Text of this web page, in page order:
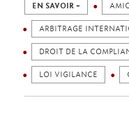
EN SAVOIR +
ARBITRAGE
DROIT DE LA
LOI VIGILANCE